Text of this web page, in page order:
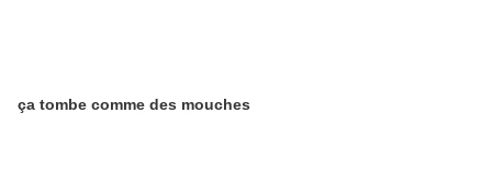
ça tombe comme des mouches